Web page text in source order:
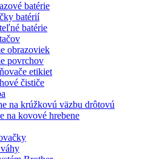
batérie
batérií
batérie
obrazoviek
povrchov
etikiet
čističe
na krúžkovú väzbu drôtovú
na kovové hrebene